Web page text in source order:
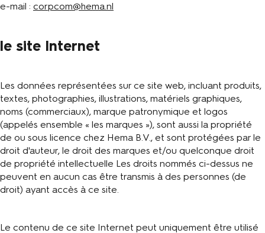
e-mail : corpcom@hema.nl
le site Internet
Les données représentées sur ce site web, incluant produits,
textes, photographies, illustrations, matériels graphiques,
noms (commerciaux), marque patronymique et logos
(appelés ensemble « les marques »), sont aussi la propriété
de ou sous licence chez Hema B.V., et sont protégées par le
droit d'auteur, le droit des marques et/ou quelconque droit
de propriété intellectuelle Les droits nommés ci-dessus ne
peuvent en aucun cas être transmis à des personnes (de
droit) ayant accès à ce site.
Le contenu de ce site Internet peut uniquement être utilisé